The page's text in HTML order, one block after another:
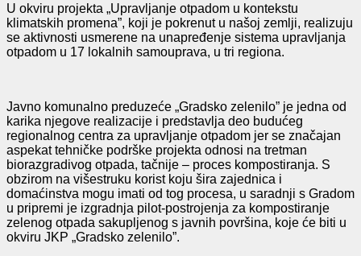
U okviru projekta „Upravljanje otpadom u kontekstu
klimatskih promena”, koji je pokrenut u našoj zemlji, realizuju
se aktivnosti usmerene na unapređenje sistema upravljanja
otpadom u 17 lokalnih samouprava, u tri regiona.
Javno komunalno preduzeće „Gradsko zelenilo” je jedna od
karika njegove realizacije i predstavlja deo budućeg
regionalnog centra za upravljanje otpadom jer se značajan
aspekat tehničke podrške projekta odnosi na tretman
biorazgradivog otpada, tačnije – proces kompostiranja. S
obzirom na višestruku korist koju šira zajednica i
domaćinstva mogu imati od tog procesa, u saradnji s Gradom
u pripremi je izgradnja pilot-postrojenja za kompostiranje
zelenog otpada sakupljenog s javnih površina, koje će biti u
okviru JKP „Gradsko zelenilo”.